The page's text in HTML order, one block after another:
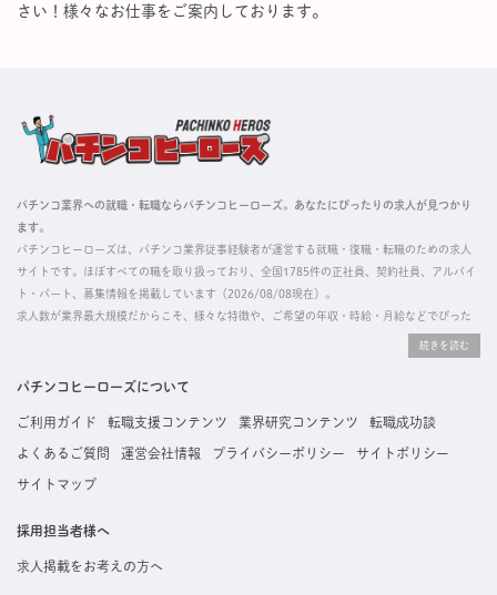
さい！様々なお仕事をご案内しております。
パチンコ業界への就職・転職ならパチンコヒーローズ。あなたにぴったりの求人が見つかり
ます。
パチンコヒーローズは、パチンコ業界従事経験者が運営する就職・復職・転職のための求人
サイトです。ほぼすべての職を取り扱っており、全国1785件の正社員、契約社員、アルバイ
ト・パート、募集情報を掲載しています（2026/08/08現在）。
求人数が業界最大規模だからこそ、様々な特徴や、ご希望の年収・時給・月給などでぴった
掲載している求人は、すべて契約法人様から寄せられた正規の求人情報です。応募いただい
た内容はすぐに直接事業所に届くためスムーズに転職・復職できます。
パチンコヒーローズについて
ご利用ガイド 転職支援コンテンツ 業界研究コンテンツ 転職成功談
よくあるご質問 運営会社情報 プライバシーポリシー サイトポリシー
サイトマップ
採用担当者様へ
求人掲載をお考えの方へ